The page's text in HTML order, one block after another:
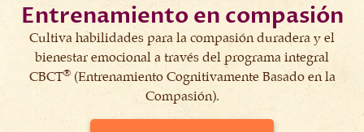
Entrenamiento en compasión
Cultiva habilidades para la compasión duradera y el
bienestar emocional a través del programa integral
CBCT®(Entrenamiento Cognitivamente Basado en la
Compasión).